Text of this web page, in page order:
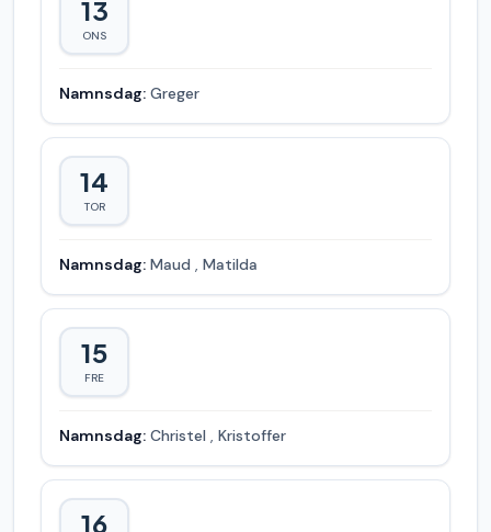
13
ONS
Namnsdag: Greger
14
TOR
Namnsdag: Maud , Matilda
15
FRE
Namnsdag: Christel , Kristoffer
16